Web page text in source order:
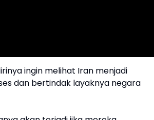
ingin melihat Iran menjadi
dan bertindak layaknya negara